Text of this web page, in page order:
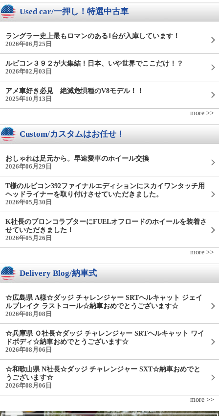
Used car/一押し！特選中古車
ラングラー史上最もロマンのある1台が入庫しています！
2026年06月25日
ルビコン３９２が大集結！日本、いや世界でここだけ！？
2026年02月03日
アメ車好き必見 絶滅危惧種のV8モデル！！
2025年10月13日
more >>
Custom/カスタムはお任せ！
おしゃれは足元から。早速愛車のホイール交換
2026年06月29日
T様のルビコン392ファイナルエディションにスカイワンタッチ用
ヘッドライナーを取り付けさせていただきました。
2026年05月30日
K社長のブロンコラプターにFUELオフロードのホイールを装着さ
せていただきました！
2026年05月26日
more >>
Delivery Blog/納車式
☆広島県 A様☆ダッジ チャレンジャー SRTヘルキャット ジェイ
ルブレイク ラストコール☆納車おめでとうございます☆
2026年08月08日
☆兵庫県 Ｏ社長☆ダッジ チャレンジャー SRTヘルキャット ワイ
ドボディ☆納車おめでとうございます☆
2026年08月06日
☆和歌山県 N社長☆ダッジ チャレンジャー SXT☆納車おめでと
うございます☆
2026年08月06日
more >>